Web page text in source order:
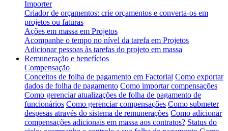
Importer
Criador de orçamentos: crie orçamentos e converta-os em
projetos ou faturas
Ações em massa em Projetos
Acompanhe o tempo no nível da tarefa em Projetos
Adicionar pessoas às tarefas do projeto em massa
Remuneração e benefícios
Compensação
Conceitos de folha de pagamento em Factorial Como exportar
dados de folha de pagamento Como importar compensações
Como gerenciar atualizações de folha de pagamento de
funcionários Como gerenciar compensações Como submeter
despesas através do sistema de remunerações Como adicionar
compensações adicionais em massa aos contratos? Status do